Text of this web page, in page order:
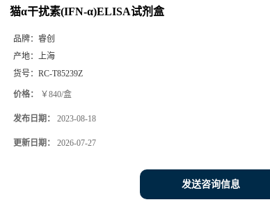
猫α干扰素(IFN-α)ELISA试剂盒
品牌： 睿创
产地：
上海
货号： RC-T85239Z
价格： ￥840/盒
发布日期： 2023-08-18
更新日期： 2026-07-27
发送咨询信息